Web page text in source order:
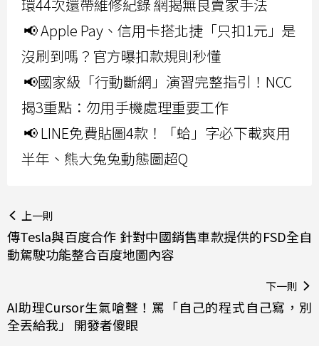
環44次還帶維修紀錄 網揭無良賣家手法
📢 Apple Pay、信用卡搭北捷「只扣1元」是
沒刷到嗎？官方曝扣款規則秒懂
📢國家級「行動斷網」演習完整指引！NCC
揭3重點：勿用手機處理重要工作
📢 LINE免費貼圖4款！「蛤」字必下載爽用
半年、熊大兔兔動態圖超Q
上一則
傳Tesla與百度合作 針對中國銷售車款提供的FSD全自
動駕駛功能整合百度地圖內容
下一則
AI助理Cursor生氣嗆聲！罵「自己的程式自己寫，別
全丟給我」 開發者傻眼